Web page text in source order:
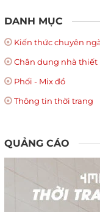
DANH MỤC
Kiến thức chuyên
Chân dung nhà thiết
Phối - Mix đồ
Thông tin thời trang
QUẢNG CÁO